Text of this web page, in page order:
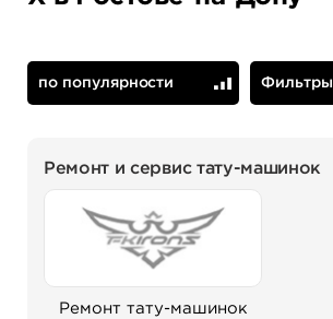
Фильтры
по популярности
Ремонт и сервис тату-машинок
Ремонт тату-машинок